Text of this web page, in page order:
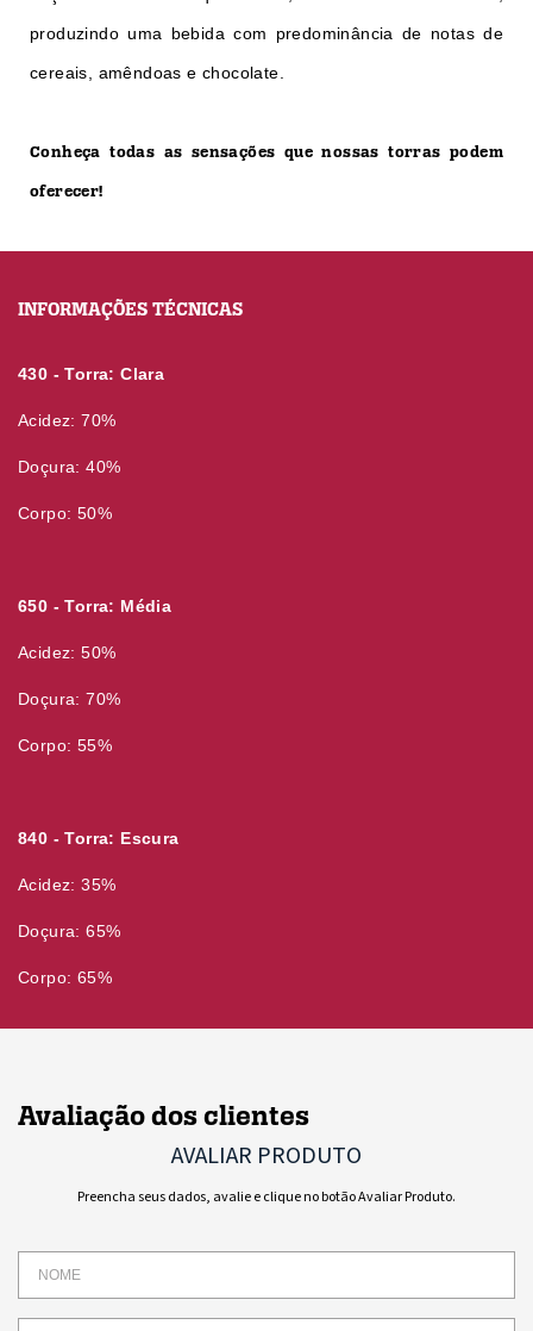
produzindo uma bebida com predominância de notas de
cereais, amêndoas e chocolate.
Conheça todas as sensações que nossas torras podem
oferecer!
INFORMAÇÕES TÉCNICAS
430 - Torra: Clara
Acidez: 70%
Doçura: 40%
Corpo: 50%
650 - Torra: Média
Acidez: 50%
Doçura: 70%
Corpo: 55%
840 - Torra: Escura
Acidez: 35%
Doçura: 65%
Corpo: 65%
Avaliação dos clientes
AVALIAR PRODUTO
Preencha seus dados, avalie e clique no botão Avaliar Produto.